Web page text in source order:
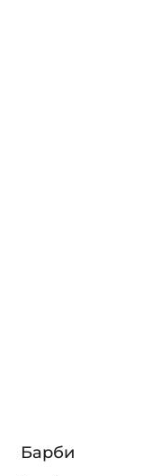
Барби